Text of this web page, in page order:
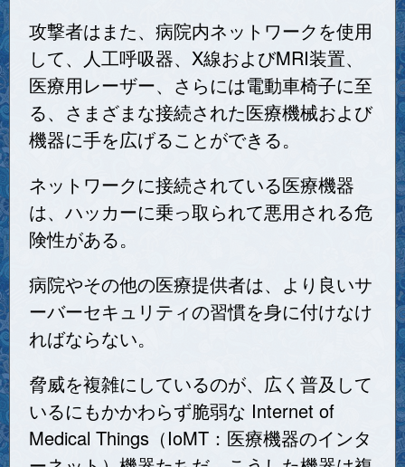
攻撃者はまた、病院内ネットワークを使用
して、人工呼吸器、X線およびMRI装置、
医療用レーザー、さらには電動車椅子に至
る、さまざまな接続された医療機械および
機器に手を広げることができる。
ネットワークに接続されている医療機器
は、ハッカーに乗っ取られて悪用される危
険性がある。
病院やその他の医療提供者は、より良いサ
ーバーセキュリティの習慣を身に付けなけ
ればならない。
脅威を複雑にしているのが、広く普及して
いるにもかかわらず脆弱な Internet of
Medical Things（IoMT：医療機器のインタ